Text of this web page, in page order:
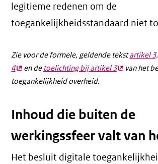
legitieme redenen om de
toegankelijkheidsstandaard niet
Zie voor de formele, geldende tekstartikel
4(externe
link)
en de toelichting bij artikel 3(externe
van het
toegankelijkheid overheid.
Inhoud die buiten de
werkingssfeer valt van
Het besluit digitale